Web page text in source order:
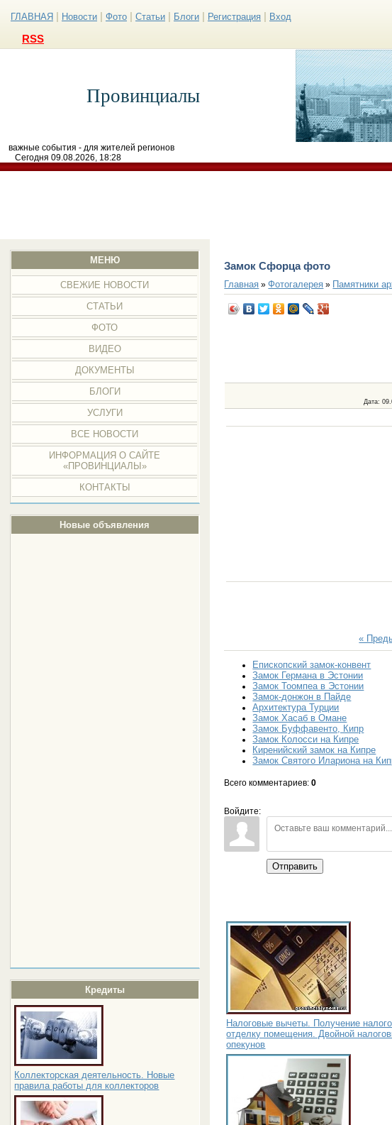
ГЛАВНАЯ Новости Фото Статьи Блоги Регистрация Вход
RSS
Провинциалы
важные события - для жителей регионов
Сегодня 09.08.2026, 18:28
МЕНЮ
СВЕЖИЕ НОВОСТИ
СТАТЬИ
ФОТО
ВИДЕО
ДОКУМЕНТЫ
БЛОГИ
УСЛУГИ
ВСЕ НОВОСТИ
ИНФОРМАЦИЯ О САЙТЕ
«ПРОВИНЦИАЛЫ»
КОНТАКТЫ
Новые объявления
Кредиты
Коллекторская деятельность. Новые
правила работы для коллекторов
Замок Сфорца фото
Главная »Фотогалерея » Памятники
Дата:
«
Епископский замок-конвент
Замок Германа в Эстонии
Замок Тоомпеа в Эстонии
Замок-донжон в Пайде
Архитектура Турции
Замок Хасаб в Омане
Замок Буффавенто, Кипр
Замок Колосси на Кипре
Киренийский замок на Кипре
Замок Святого Илариона на
Всего комментариев:0
Войдите:
Отправить
Налоговые вычеты. Получение
отделку помещения. Двойной
опекунов